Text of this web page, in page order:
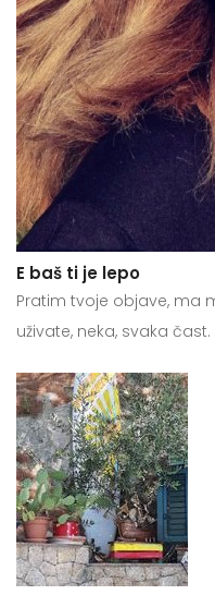
E baš ti je lepo
Pratim tvoje objave, ma
uživate, neka, svaka